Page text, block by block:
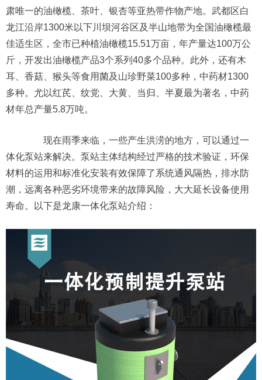
肃唯一的油橄榄、茶叶、银杏等亚热带作物产地。武都区白
龙江沿岸1300米以下川坝河谷区及半山地带为全国油橄榄最
佳适生区，全市已种植油橄榄15.51万亩，年产量达100万公
斤，开发出油橄榄产品3个系列40多个品种。此外，还有木
耳、香菇、猴头等食用菌及山珍野菜100多种，中药材1300
多种。尤以红芪、纹党、大黄、当归、半夏最为著名，中药
材年总产量5.8万吨。
现在雨季来临，一些产生洪涝的地方，可以通过一
体化泵站来解决。泵站主体结构经过严格的技术验证，环保
材料的运用和标准化安装有效保障了系统通风隔热，排水防
潮，远离各种恶劣环境带来的故障风险，大大延长设备使用
寿命。以下是龙康一体化泵站介绍：